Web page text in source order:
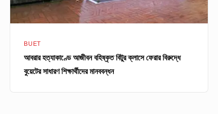
বুয়েটের
সাধারণ
মানববন্ধনBUET
আবরার হত্যাকাণ্ডে আজীবন বহিষ্কৃত বিটুর ক্লাসে ফেরার বিরুদ্ধে
বুয়েটের সাধারণ শিক্ষার্থীদের মানববন্ধন